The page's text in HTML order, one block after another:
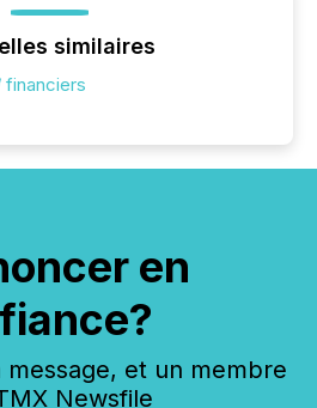
similaires
financiers
en
message, et un membre
Newsfile